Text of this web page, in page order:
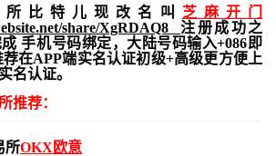
比特儿现改名叫 芝麻开门
share/XgRDAQ8 注册成功之
手机号码绑定，大陆号码输入+086即
在APP端实名认证初级+高级更方便上
名认证。
推荐：
所OKX欧意